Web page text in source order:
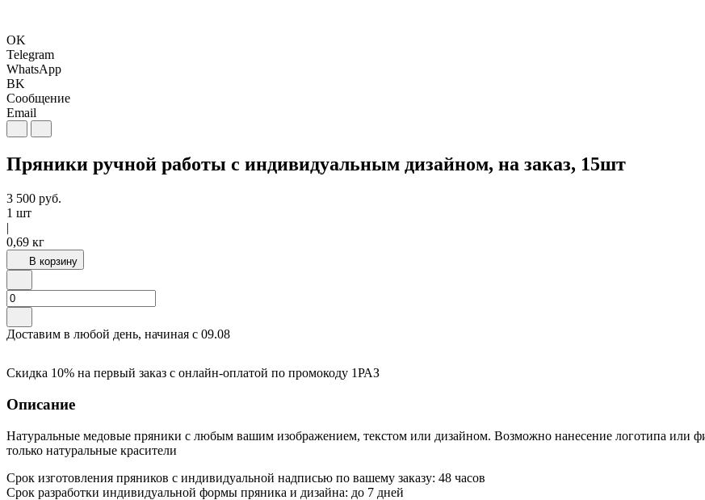
OK
Telegram
WhatsApp
BK
Сообщение
Email
Пряники ручной работы с индивидуальным дизайном, на заказ, 15шт
3 500 руб.
1 шт
|
0,69 кг
В корзину
Доставим в любой день, начиная с 09.08
Скидка 10% на первый заказ с онлайн-оплатой по промокоду 1РАЗ
Описание
Натуральные медовые пряники с любым вашим изображением, текстом или дизайном. Возможно нанесение логотипа или
только натуральные красители
Срок изготовления пряников с индивидуальной надписью по вашему заказу: 48 часов
Срок разработки индивидуальной формы пряника и дизайна: до 7 дней